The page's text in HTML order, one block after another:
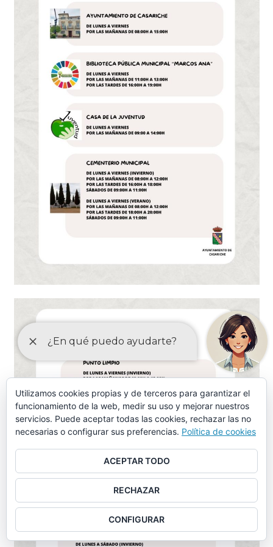
Utilizamos cookies propias y de terceros para garantizar el
funcionamiento de la web, medir su uso y mejorar nuestros
servicios. Puede aceptar todas las cookies, rechazar las no
necesarias o configurar sus preferencias. Política de cookies
ACEPTAR TODO
RECHAZAR
CONFIGURAR